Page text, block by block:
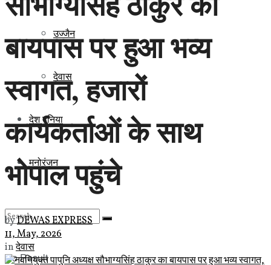
उज्जैन
देवास
देश दुनिया
मनोरंजन
No Result
बायपास पर हुआ भव्य
स्वागत, हजारों
कार्यकर्ताओं के साथ
भोपाल पहुंचे
byDEWAS EXPRESS
11, May, 2026
inदेवास